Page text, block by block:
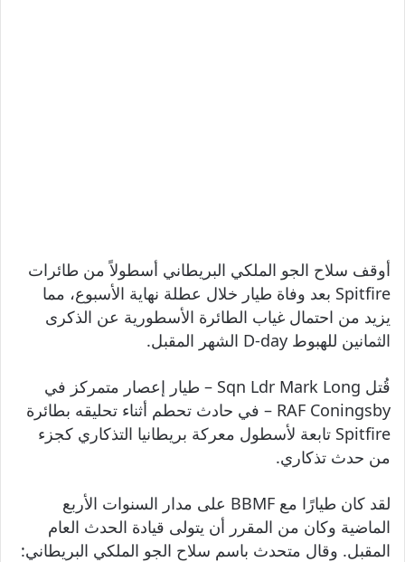
أوقف سلاح الجو الملكي البريطاني أسطولاً من طائرات
Spitfire بعد وفاة طيار خلال عطلة نهاية الأسبوع، مما
يزيد من احتمال غياب الطائرة الأسطورية عن الذكرى
الثمانين للهبوط D-day الشهر المقبل.
قُتل Sqn Ldr Mark Long – طيار إعصار متمركز في
RAF Coningsby – في حادث تحطم أثناء تحليقه بطائرة
Spitfire تابعة لأسطول معركة بريطانيا التذكاري كجزء
من حدث تذكاري.
لقد كان طيارًا مع BBMF على مدار السنوات الأربع
الماضية وكان من المقرر أن يتولى قيادة الحدث العام
المقبل. وقال متحدث باسم سلاح الجو الملكي البريطاني: